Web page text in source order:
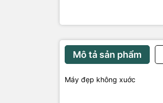
Mô tả sản phẩm
Máy đẹp không xuớc